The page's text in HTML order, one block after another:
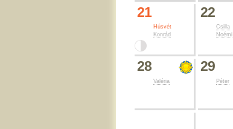
21
Húsvét
Konrád
22
Csilla
Noémi
28
Valéria
29
Péter